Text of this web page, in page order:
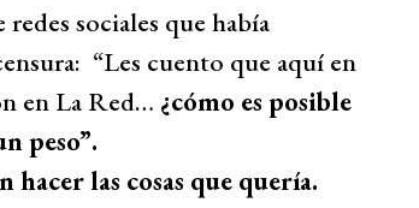
sociales que había
“Les cuento que aquí en
en La Red… ¿cómo es posible
peso”.
las cosas que quería.